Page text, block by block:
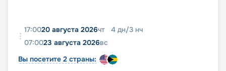
17:0020 августа 2026чт 4 дн/3 нч
07:0023 августа 2026вс
Вы посетите 2 страны: